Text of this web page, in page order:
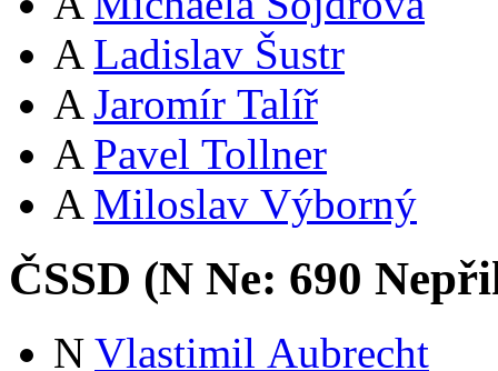
A Ladislav Šustr
A Jaromír Talíř
A Pavel Tollner
A Miloslav Výborný
ČSSD (N Ne: 690
N Vlastimil Aubrecht